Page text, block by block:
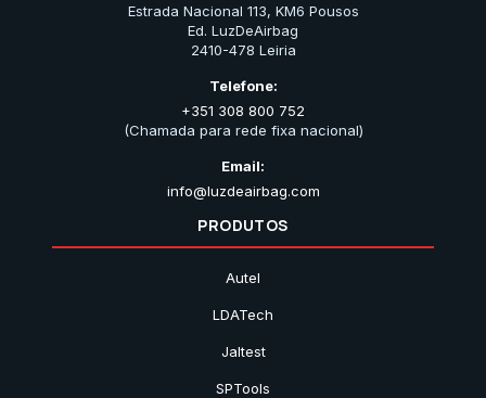
Estrada Nacional 113, KM6 Pousos
Ed. LuzDeAirbag
2410-478 Leiria
Telefone:
+351 308 800 752
(Chamada para rede fixa nacional)
Email:
info@luzdeairbag.com
PRODUTOS
Autel
LDATech
Jaltest
SPTools